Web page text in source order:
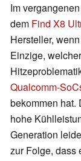
Im
dem Find X8
Hersteller,
Einzige,
Qualcomm-
bekommen hat.
hohe
Generation
zur Folge, dass